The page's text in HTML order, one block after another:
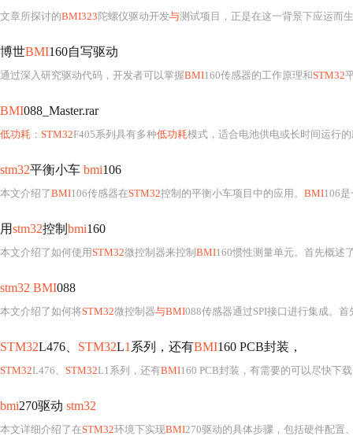
文章所探讨的BMI323 陀螺仪驱动开发与测试项目，正是在这一背景下应运而
博世BMI160自写驱动
通过深入研究驱动代码，开发者可以掌握BMI160传感器的工作原理和STM32
BMI088_Master.rar
低功耗 ： STM32F405系列具有多种低功耗模式，适合电池供电或长时间运行
stm32平衡小车 bmi106
本文介绍了BMI106传感器在STM32控制的平衡小车项目中的应用。 BMI106是一
用stm32控制 bmi160
本文介绍了如何使用STM32微控制器来控制 BMI160惯性测量单元。首先概述了硬件连接的步骤，包括选择I2C或SPI通信协议，并注意
stm32 BMI088
本文介绍了如何将STM32微控制器与BMI088传感器通过SPI接口进行集成。首先，需要对SPI接口进行初始化，包括硬件连接和软件配置。接着，编写设备
STM32L476、 STM32L1 系列，还有BMI160 PCB封装，
STM32L476、 STM32L1系列，还有BMI160 PCB封装，有需要的可以尽快下
bmi270驱动 stm32
本文详细介绍了在STM32环境下实现BMI270驱动的具体步骤，包括硬件配置、驱动层实现、传感